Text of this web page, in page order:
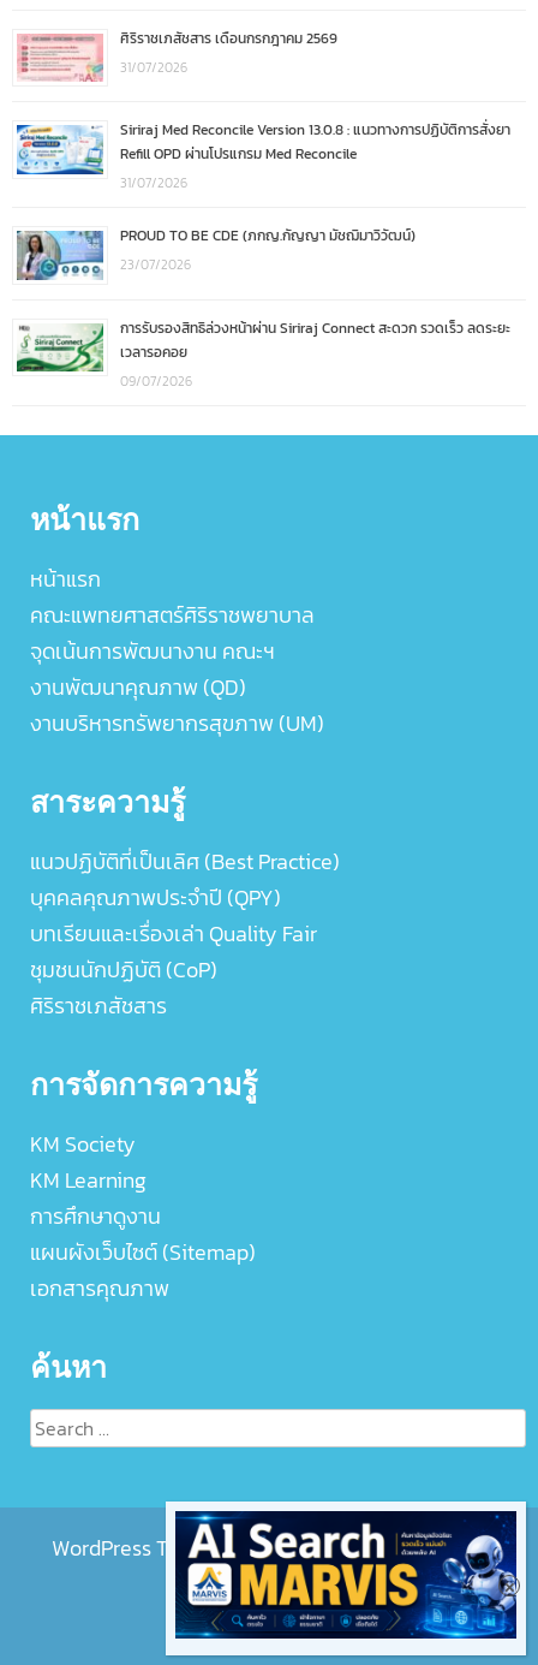
ศิริราชเภสัชสาร เดือนกรกฎาคม 2569
31/07/2026
Siriraj Med Reconcile Version 13.0.8 : แนวทางการปฏิบัติการสั่งยา
Refill OPD ผ่านโปรแกรม Med Reconcile
31/07/2026
PROUD TO BE CDE (ภกญ.กัญญา มัชฌิมาวิวัฒน์)
23/07/2026
การรับรองสิทธิล่วงหน้าผ่าน Siriraj Connect สะดวก รวดเร็ว ลดระยะ
เวลารอคอย
09/07/2026
หน้าแรก
หน้าแรก
คณะแพทยศาสตร์ศิริราชพยาบาล
จุดเน้นการพัฒนางาน คณะฯ
งานพัฒนาคุณภาพ (QD)
งานบริหารทรัพยากรสุขภาพ (UM)
สาระความรู้
แนวปฏิบัติที่เป็นเลิศ (Best Practice)
บุคคลคุณภาพประจำปี (QPY)
บทเรียนและเรื่องเล่า Quality Fair
ชุมชนนักปฏิบัติ (CoP)
ศิริราชเภสัชสาร
การจัดการความรู้
KM Society
KM Learning
การศึกษาดูงาน
แผนผังเว็บไซต์ (Sitemap)
เอกสารคุณภาพ
ค้นหา
Search
for:
WordPress Theme :EightMedi Liteby 8Degree
Themes